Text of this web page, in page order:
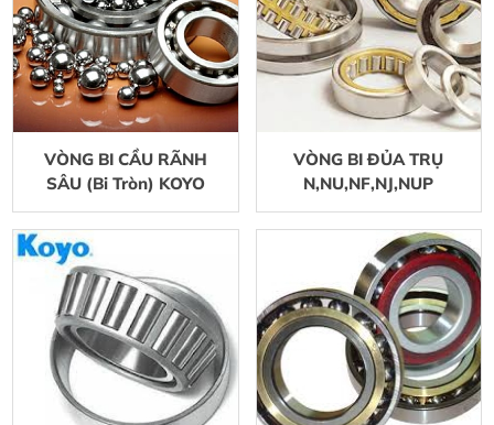
VÒNG BI CẦU RÃNH
SÂU (Bi Tròn) KOYO
VÒNG BI ĐỦA TRỤ
N,NU,NF,NJ,NUP